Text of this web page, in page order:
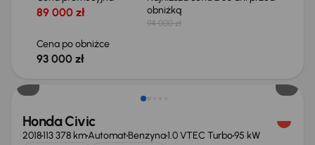
89 000 zł
obniżką
94 000 zł
Cena po obniżce
93 000 zł
Honda Civic
2018113 378 kmAutomatBenzyna1.0 VTEC Turbo95 kW